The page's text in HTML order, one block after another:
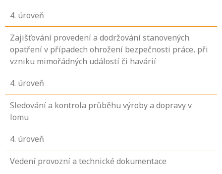
4. úroveň
Zajišťování provedení a dodržování stanovených
opatření v případech ohrožení bezpečnosti práce, při
vzniku mimořádných událostí či havárií
4. úroveň
Sledování a kontrola průběhu výroby a dopravy v
lomu
4. úroveň
Vedení provozní a technické dokumentace